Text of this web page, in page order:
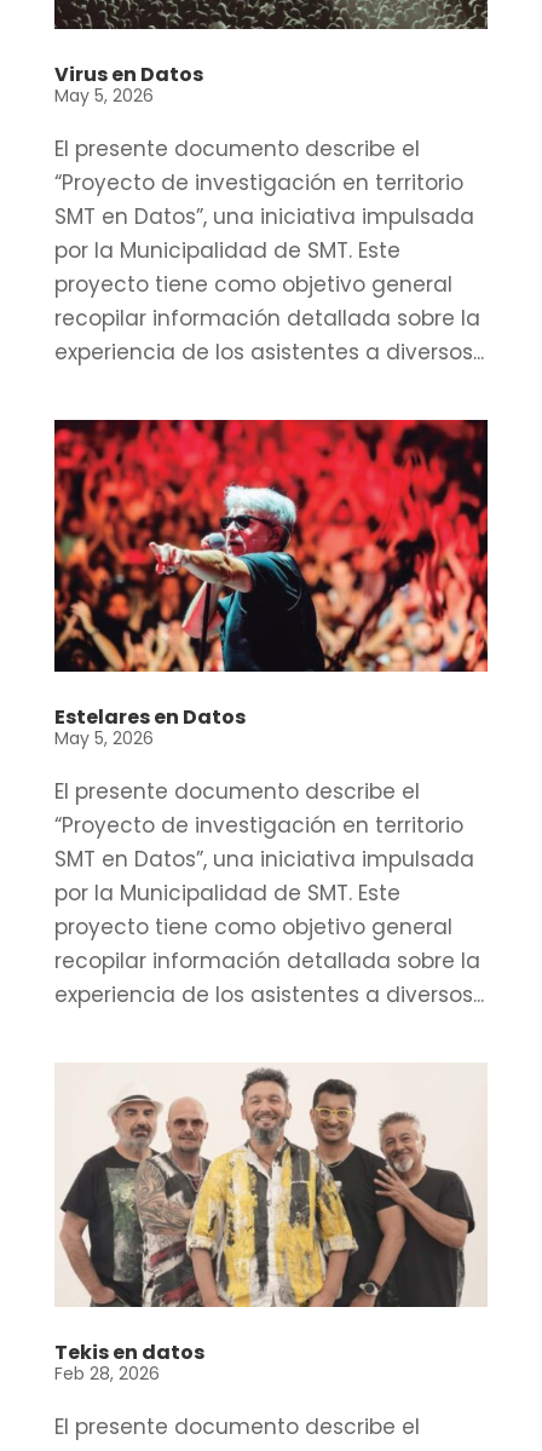
Virus en Datos
May 5, 2026
El presente documento describe el
“Proyecto de investigación en territorio
SMT en Datos”, una iniciativa impulsada
por la Municipalidad de SMT. Este
proyecto tiene como objetivo general
recopilar información detallada sobre la
experiencia de los asistentes a diversos...
Estelares en Datos
May 5, 2026
El presente documento describe el
“Proyecto de investigación en territorio
SMT en Datos”, una iniciativa impulsada
por la Municipalidad de SMT. Este
proyecto tiene como objetivo general
recopilar información detallada sobre la
experiencia de los asistentes a diversos...
Tekis en datos
Feb 28, 2026
El presente documento describe el